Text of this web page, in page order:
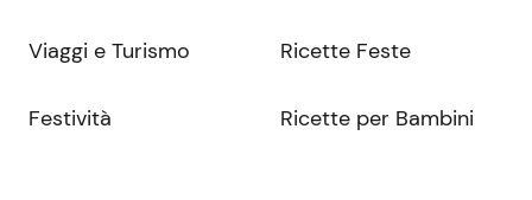
Viaggi e Turismo
Festività
Ricette Feste
Ricette per Bambini